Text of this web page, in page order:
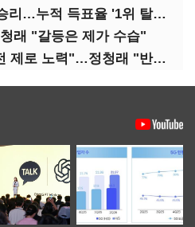
김민석, 제주·인천서 승리…누적 득표율 '1위 탈환'(종합)
래 "갈등은 제가 수습"
김민석 "경선갈등 완전 제로 노력"…정청래 "반명 공세 사과부터"